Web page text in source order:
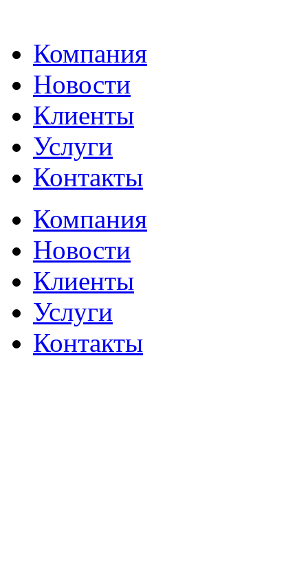
Компания
Новости
Клиенты
Услуги
Контакты
Компания
Новости
Клиенты
Услуги
Контакты